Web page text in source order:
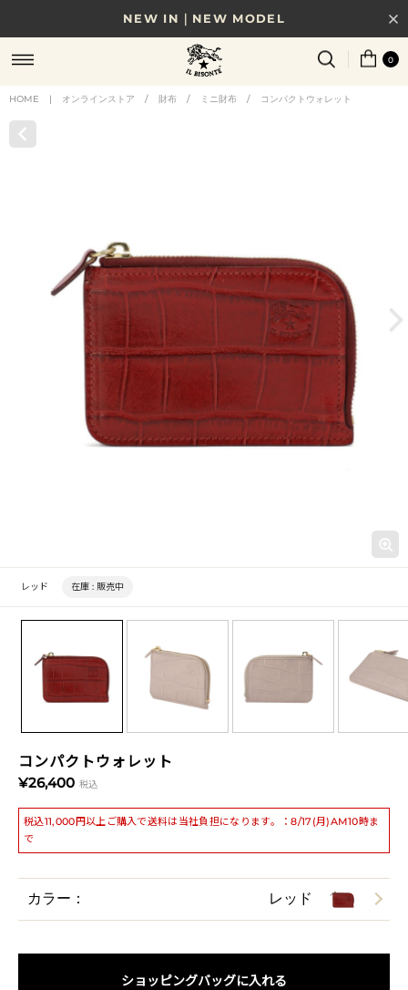
NEW IN｜NEW MODEL
8/17(月)10時まで｜税込11,000円以上で送料無料
贈る相手やシーンから選べる、新しいギフトガイド
0
HOME | オンラインストア / 財布 / ミニ財布 / コンパクトウォレット
コンパクトウォレット
¥26,400 税込
税込11,000円以上ご購入で送料は当社負担になります。：8/17(月)AM10時ま
で
レッド 在庫 : 販売中
カラー： レッド
ショッピングバッグに入れる